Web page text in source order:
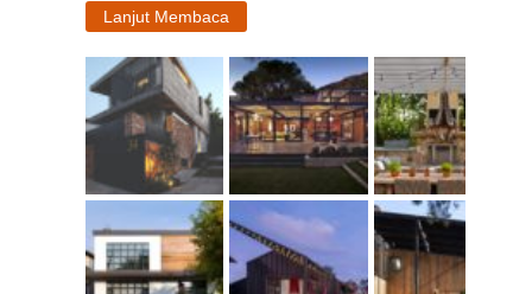
Lanjut Membaca